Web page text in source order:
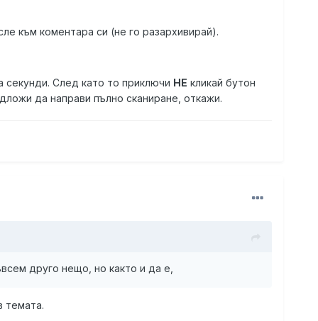
към коментара си (не го разархивирай).
секунди. След като то приключи НЕ кликай бутон
да направи пълно сканиране, откажи.
друго нещо, но както и да е,
темата.